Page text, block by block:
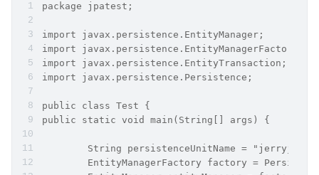
package jpatest;
import javax.persistence.EntityManager;
import javax.persistence.EntityManagerFactory;
import javax.persistence.EntityTransaction;
import javax.persistence.Persistence;
public class Test {
public static void main(String[] args) {
String persistenceUnitName =
EntityManagerFactory factory =